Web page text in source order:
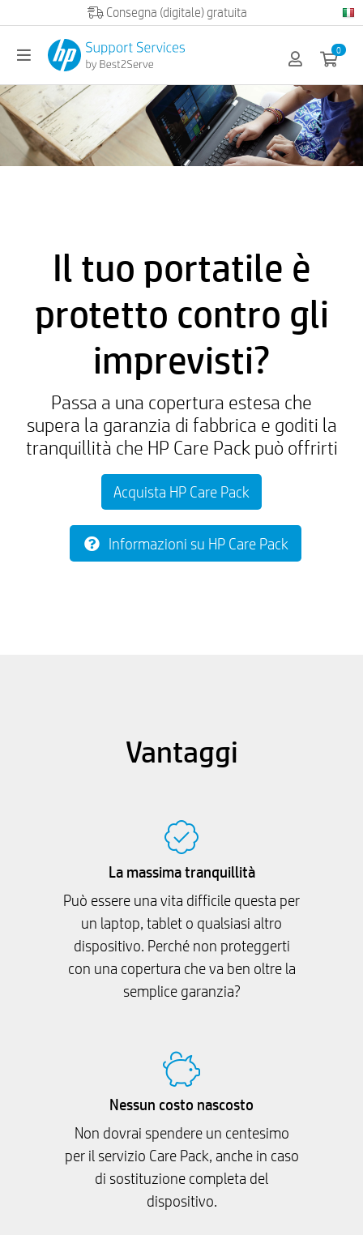
Official HP partner
0
Il tuo portatile è
protetto contro gli
imprevisti?
Passa a una copertura estesa che
supera la garanzia di fabbrica e goditi la
tranquillità che HP Care Pack può offrirti
Acquista HP Care Pack
Informazioni su HP Care Pack
Vantaggi
La massima tranquillità
Può essere una vita difficile questa per
un laptop, tablet o qualsiasi altro
dispositivo. Perché non proteggerti
con una copertura che va ben oltre la
semplice garanzia?
Nessun costo nascosto
Non dovrai spendere un centesimo
per il servizio Care Pack, anche in caso
di sostituzione completa del
dispositivo.